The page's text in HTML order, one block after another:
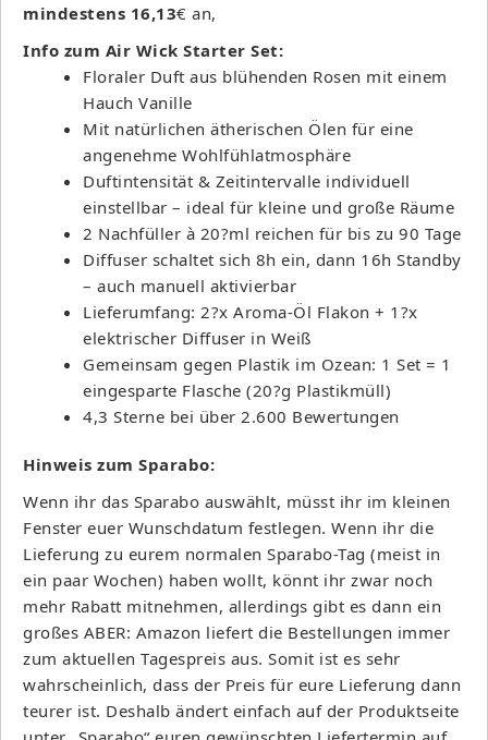
mindestens 16,13€ an,
Info zum Air Wick Starter Set:
Floraler Duft aus blühenden Rosen mit einem
Hauch Vanille
Mit natürlichen ätherischen Ölen für eine
angenehme Wohlfühlatmosphäre
Duftintensität & Zeitintervalle individuell
einstellbar – ideal für kleine und große Räume
2 Nachfüller à 20?ml reichen für bis zu 90 Tage
Diffuser schaltet sich 8h ein, dann 16h Standby
– auch manuell aktivierbar
Lieferumfang: 2?x Aroma-Öl Flakon + 1?x
elektrischer Diffuser in Weiß
Gemeinsam gegen Plastik im Ozean: 1 Set = 1
eingesparte Flasche (20?g Plastikmüll)
4,3 Sterne bei über 2.600 Bewertungen
Hinweis zum Sparabo:
Wenn ihr das Sparabo auswählt, müsst ihr im kleinen
Fenster euer Wunschdatum festlegen. Wenn ihr die
Lieferung zu eurem normalen Sparabo-Tag (meist in
ein paar Wochen) haben wollt, könnt ihr zwar noch
mehr Rabatt mitnehmen, allerdings gibt es dann ein
großes ABER: Amazon liefert die Bestellungen immer
zum aktuellen Tagespreis aus. Somit ist es sehr
wahrscheinlich, dass der Preis für eure Lieferung dann
teurer ist. Deshalb ändert einfach auf der Produktseite